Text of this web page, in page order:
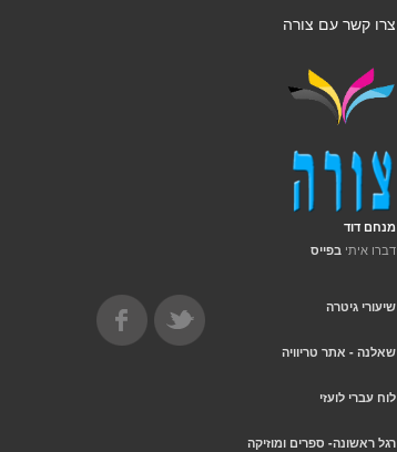
צרו קשר עם צורה
מנחם דוד
דברו איתי בפייס
שיעורי גיטרה
שאלנה - אתר טריוויה
לוח עברי לועזי
רגל ראשונה- ספרים ומוזיקה